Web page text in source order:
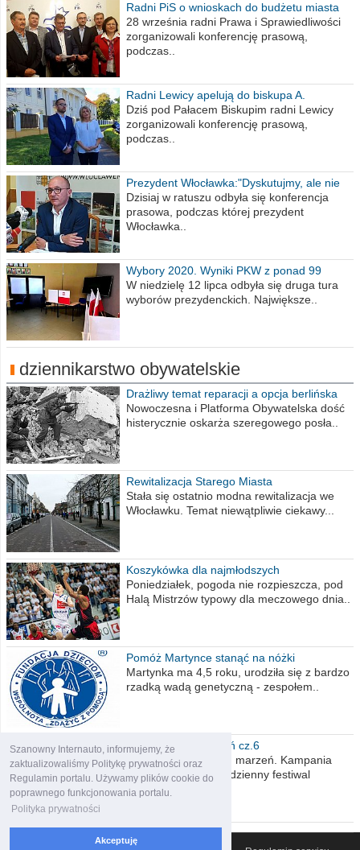
Szanowny Internauto, informujemy, że
zaktualizowaliśmy Politykę prywatności oraz
Regulamin portalu. Używamy plików cookie do
poprawnego funkcjonowania portalu.
Polityka prywatności
Akceptuję
Radni PiS o wnioskach do budżetu miasta
na 2021 rok
28 września radni Prawa i Sprawiedliwości
zorganizowali konferencję prasową,
podczas..
Radni Lewicy apelują do biskupa A.
Wiesława Meringa
Dziś pod Pałacem Biskupim radni Lewicy
zorganizowali konferencję prasową,
podczas..
Prezydent Włocławka:"Dyskutujmy, ale nie
obrażajmy się”
Dzisiaj w ratuszu odbyła się konferencja
prasowa, podczas której prezydent
Włocławka..
Wybory 2020. Wyniki PKW z ponad 99
procent obwodów
W niedzielę 12 lipca odbyła się druga tura
wyborów prezydenckich. Największe..
dziennikarstwo obywatelskie
Drażliwy temat reparacji a opcja berlińska
Nowoczesna i Platforma Obywatelska dość
histerycznie oskarża szeregowego posła..
Rewitalizacja Starego Miasta
Stała się ostatnio modna rewitalizacja we
Włocławku. Temat niewątpliwie ciekawy...
Koszykówka dla najmłodszych
Poniedziałek, pogoda nie rozpieszcza, pod
Halą Mistrzów typowy dla meczowego dnia..
Pomóż Martynce stanąć na nóżki
Martynka ma 4,5 roku, urodziła się z bardzo
rzadką wadą genetyczną - zespołem..
Polska moich marzeń cz.6
Nadszedł kres moich marzeń. Kampania
wyborcza czyli niecodzienny festiwal
obietnic,..